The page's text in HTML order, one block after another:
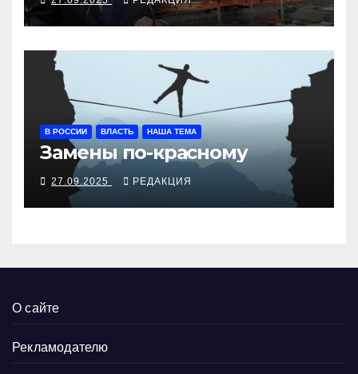
В РОССИИ ВЛАСТЬ НАША ТЕМА
Замены по-красному
27.09.2025 РЕДАКЦИЯ
О сайте
Рекламодателю